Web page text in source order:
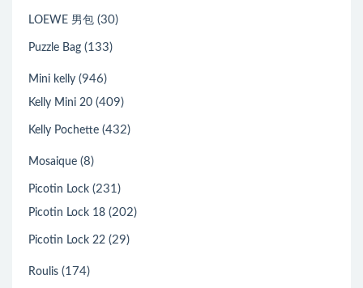
LOEWE 男包 (30)
Puzzle Bag (133)
Mini kelly (946)
Kelly Mini 20 (409)
Kelly Pochette (432)
Mosaique (8)
Picotin Lock (231)
Picotin Lock 18 (202)
Picotin Lock 22 (29)
Roulis (174)